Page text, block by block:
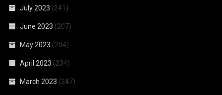
July 2023 (241)
June 2023 (207)
May 2023 (204)
April 2023 (234)
March 2023 (247)